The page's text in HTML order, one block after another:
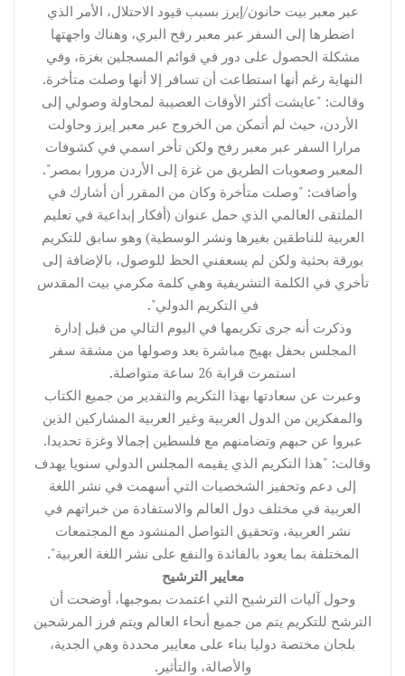
عبر معبر بيت حانون/إيرز بسبب قيود الاحتلال، الأمر الذي
اضطرها إلى السفر عبر معبر رفح البري، وهناك واجهتها
مشكلة الحصول على دور في قوائم المسجلين بغزة، وفي
النهاية رغم أنها استطاعت أن تسافر إلا أنها وصلت متأخرة.
وقالت: "عايشت أكثر الأوقات العصيبة لمحاولة وصولي إلى
الأردن، حيث لم أتمكن من الخروج عبر معبر إيرز وحاولت
مرارا السفر عبر معبر رفح ولكن تأخر اسمي في كشوفات
المعبر وصعوبات الطريق من غزة إلى الأردن مرورا بمصر".
وأضافت: "وصلت متأخرة وكان من المقرر أن أشارك في
الملتقى العالمي الذي حمل عنوان (أفكار إبداعية في تعليم
العربية للناطقين بغيرها ونشر الوسطية) وهو سابق للتكريم
بورقة بحثية ولكن لم يسعفني الحظ للوصول، بالإضافة إلى
تأخري في الكلمة التشريفية وهي كلمة مكرمي بيت المقدس
في التكريم الدولي".
وذكرت أنه جرى تكريمها في اليوم التالي من قبل إدارة
المجلس بحفل بهيج مباشرة بعد وصولها من مشقة سفر
استمرت قرابة 26 ساعة متواصلة.
وعبرت عن سعادتها بهذا التكريم والتقدير من جميع الكتاب
والمفكرين من الدول العربية وغير العربية المشاركين الذين
عبروا عن حبهم وتضامنهم مع فلسطين إجمالا وغزة تحديدا.
وقالت: "هذا التكريم الذي يقيمه المجلس الدولي سنويا يهدف
إلى دعم وتحفيز الشخصيات التي أسهمت في نشر اللغة
العربية في مختلف دول العالم والاستفادة من خبراتهم في
نشر العربية، وتحقيق التواصل المنشود مع المجتمعات
المختلفة بما يعود بالفائدة والنفع على نشر اللغة العربية".
معايير الترشيح
وحول آليات الترشيح التي اعتمدت بموجبها، أوضحت أن
الترشح للتكريم يتم من جميع أنحاء العالم ويتم فرز المرشحين
بلجان مختصة دوليا بناء على معايير محددة وهي الجدية،
والأصالة، والتأثير.